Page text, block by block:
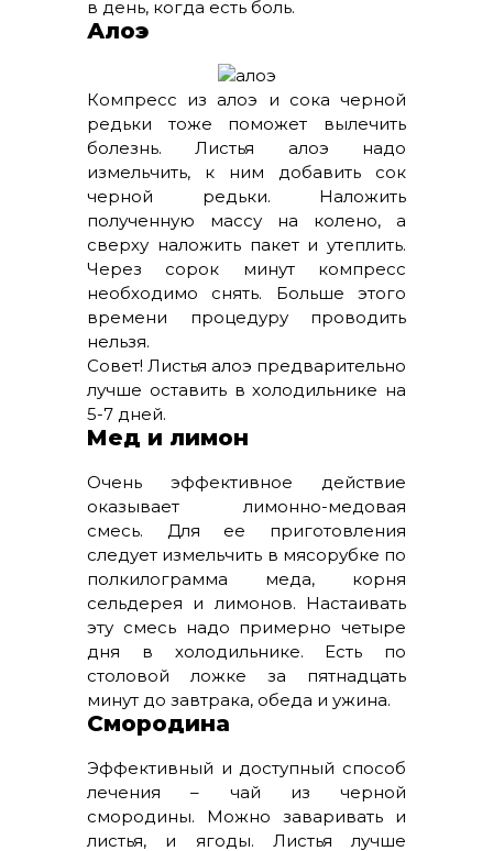
в день, когда есть боль.
Алоэ
Компресс из алоэ и сока черной
редьки тоже поможет вылечить
болезнь. Листья алоэ надо
измельчить, к ним добавить сок
черной редьки. Наложить
полученную массу на колено, а
сверху наложить пакет и утеплить.
Через сорок минут компресс
необходимо снять. Больше этого
времени процедуру проводить
нельзя.
Совет! Листья алоэ предварительно
лучше оставить в холодильнике на
5-7 дней.
Мед и лимон
Очень эффективное действие
оказывает лимонно-медовая
смесь. Для ее приготовления
следует измельчить в мясорубке по
полкилограмма меда, корня
сельдерея и лимонов. Настаивать
эту смесь надо примерно четыре
дня в холодильнике. Есть по
столовой ложке за пятнадцать
минут до завтрака, обеда и ужина.
Смородина
Эффективный и доступный способ
лечения – чай из черной
смородины. Можно заваривать и
листья, и ягоды. Листья лучше